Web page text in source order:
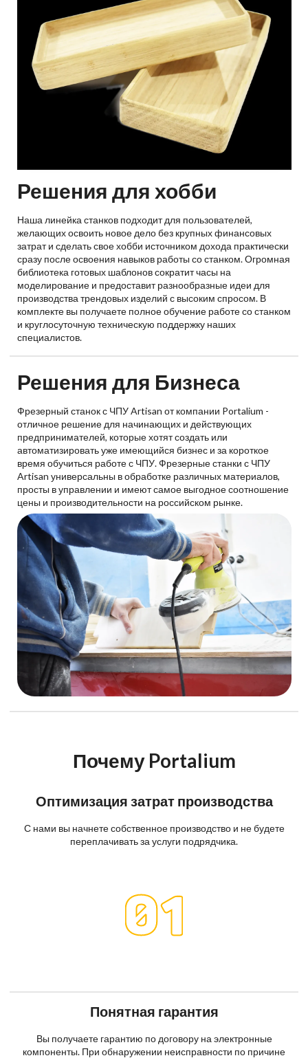
Решения для хобби
Наша линейка станков подходит для пользователей,
желающих освоить новое дело без крупных финансовых
затрат и сделать свое хобби источником дохода практически
сразу после освоения навыков работы со станком. Огромная
библиотека готовых шаблонов сократит часы на
моделирование и предоставит разнообразные идеи для
производства трендовых изделий с высоким спросом. В
комплекте вы получаете полное обучение работе со станком
и круглосуточную техническую поддержку наших
специалистов.
Решения для Бизнеса
Фрезерный станок с ЧПУ Artisan от компании Portalium -
отличное решение для начинающих и действующих
предпринимателей, которые хотят создать или
автоматизировать уже имеющийся бизнес и за короткое
время обучиться работе с ЧПУ. Фрезерные станки с ЧПУ
Artisan универсальны в обработке различных материалов,
просты в управлении и имеют самое выгодное соотношение
цены и производительности на российском рынке.
Почему Portalium
Оптимизация затрат производства
С нами вы начнете собственное производство и не будете
переплачивать за услуги подрядчика.
Понятная гарантия
Вы получаете гарантию по договору на электронные
компоненты. При обнаружении неисправности по причине